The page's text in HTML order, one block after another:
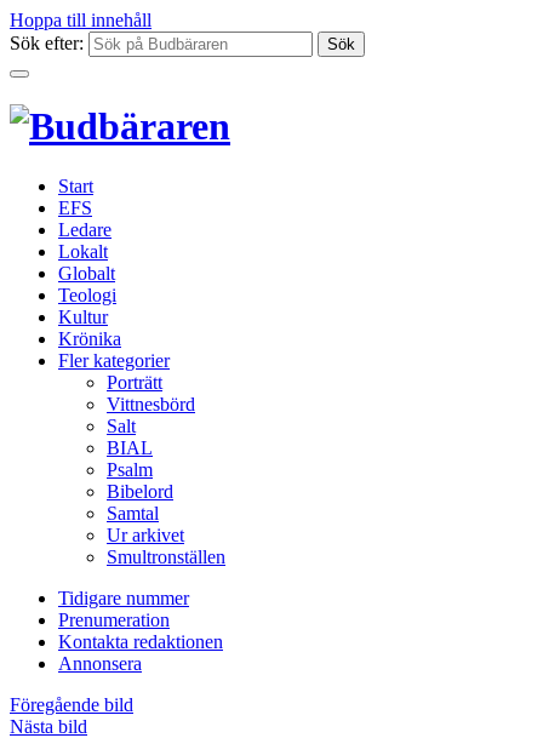
Hoppa till innehåll
Sök efter:
Start
EFS
Ledare
Lokalt
Globalt
Teologi
Kultur
Krönika
Fler kategorier
Porträtt
Vittnesbörd
Salt
BIAL
Psalm
Bibelord
Samtal
Ur arkivet
Smultronställen
Tidigare nummer
Prenumeration
Kontakta redaktionen
Annonsera
Föregående bild
Nästa bild